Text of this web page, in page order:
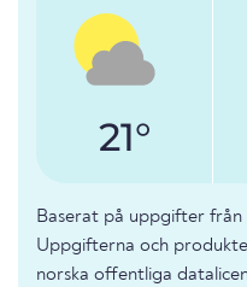
21°
Baserat på uppgifter
Uppgifterna och
norska offentliga